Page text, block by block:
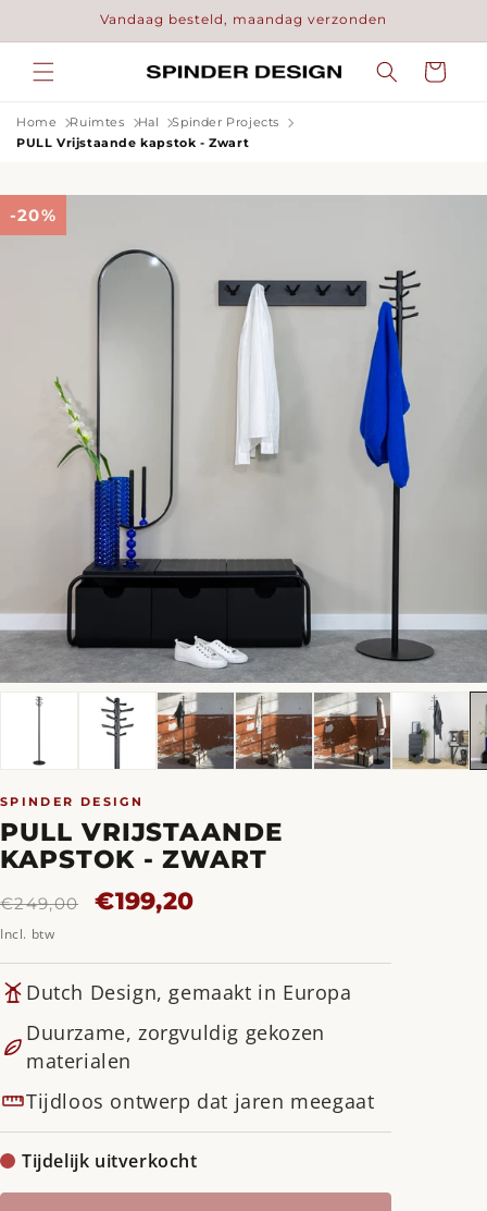
content
Vandaag besteld, maandag verzonden
Home Ruimtes Hal
Spinder Projects
PULL Vrijstaande kapstok - Zwart
-20%
SPINDER DESIGN
PULL VRIJSTAANDE
KAPSTOK - ZWART
Normale
€249,00 Aanbiedingsprijs
€199,20
Incl. btw
Dutch Design, gemaakt in Europa
Duurzame, zorgvuldig gekozen
materialen
Tijdloos ontwerp dat jaren meegaat
Tijdelijk uitverkocht